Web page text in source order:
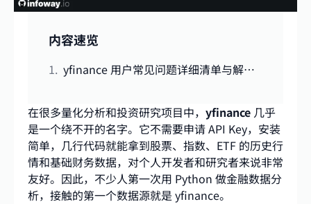
内容速览
yfinance 用户常见问题详细清单与解决方案
在很多量化分析和投资研究项目中， yfinance 几乎
是一个绕不开的名字。它不需要申请 API Key，安装
简单，几行代码就能拿到股票、指数、ETF 的历史行
情和基础财务数据，对个人开发者和研究者来说非常
友好。因此，不少人第一次用 Python 做金融数据分
析，接触的第一个数据源就是 yfinance。